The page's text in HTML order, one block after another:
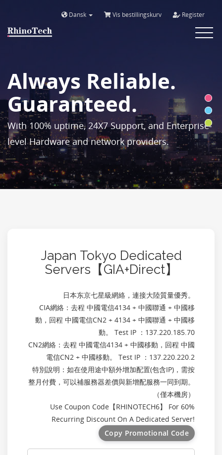
Dansk Vis bestillingskurv Register
Toggle
Always Reliable.
Guaranteed.
With 100% uptime, 24X7 Support, and Enterprise-
level Hardware and network providers.
Japan Tokyo Dedicated
Servers【GIA+Direct】
日本东京七星級網絡，連接大陸質量優秀。
CIA網絡：去程 中國電信4134 + 中國聯通 + 中國移
動，回程 中國電信CN2 + 4134 + 中國聯通 + 中國移
動。 Test IP ：137.220.185.70
CN2網絡：去程 中國電信4134 + 中國移動，回程 中國
電信CN2 + 中國移動。 Test IP ：137.220.220.2
特別說明：如在使用途中額外增加配置(包含IP)，需按
整月付費，可以補服務器差價與新增配服務一同到期。
（僅本機房）
Use Coupon Code【RHINOTECH6】 For 60%
Recurring Discount On A Dedicated Server!
Copy Promotional Code